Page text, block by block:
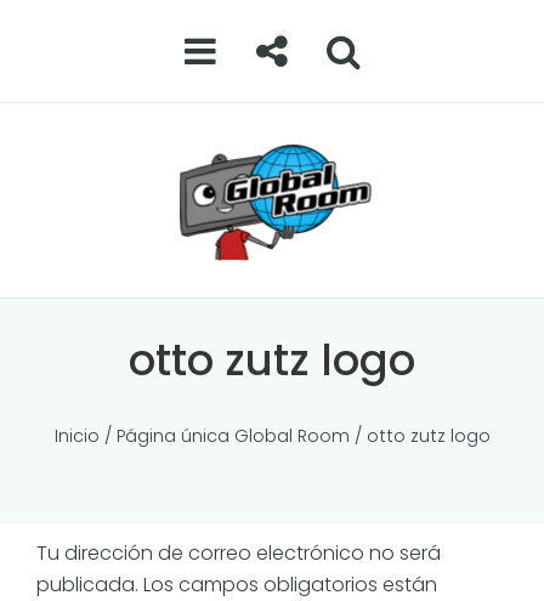
otto zutz logo
Inicio / Página única Global Room / otto zutz logo
0
Comments
Tu dirección de correo electrónico no será
publicada. Los campos obligatorios están